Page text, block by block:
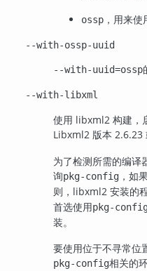
ossp ，用来使
--with-ossp-uuid
--with-uuid=ossp
--with-libxml
使用 libxml2 构建，
Libxml2 版本 2.6.23
为了检测所需的编译
询pkg-config ，如
则，libxml2 安装的
首选使用pkg-
装。
要使用位于不寻常
pkg-config相关的